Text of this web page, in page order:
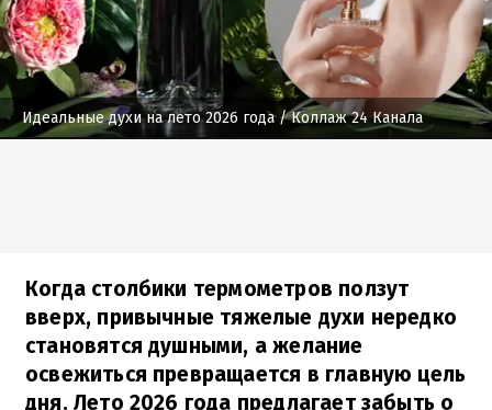
Идеальные духи на лето 2026 года/ Коллаж 24 Канала
Когда столбики термометров ползут
вверх, привычные тяжелые духи нередко
становятся душными, а желание
освежиться превращается в главную цель
дня. Лето 2026 года предлагает забыть о